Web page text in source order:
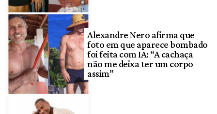
Alexandre Nero afirma que
foto em que aparece bombado
foi feita com IA: “A cachaça
não me deixa ter um corpo
assim”